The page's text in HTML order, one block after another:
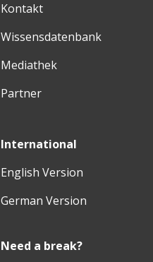
Kontakt
Wissensdatenbank
Mediathek
Partner
International
English Version
German Version
Need a break?